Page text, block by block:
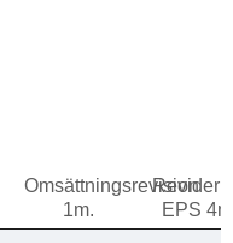
Omsättningsrevision
1m.
EPS